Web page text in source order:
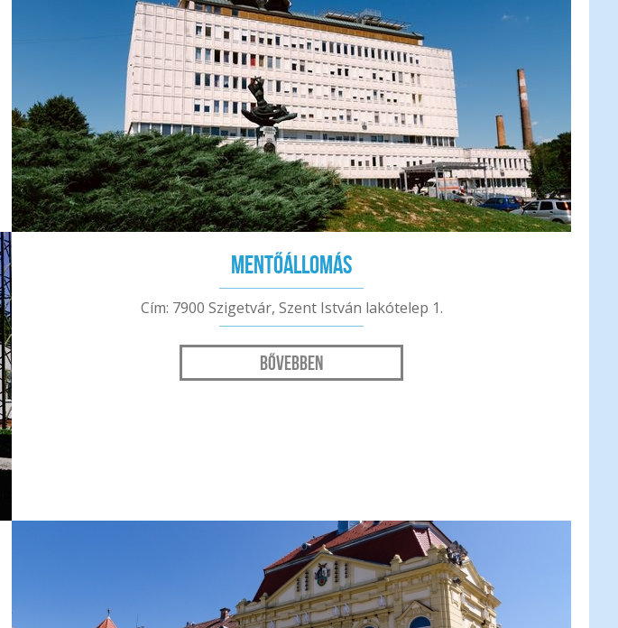
Mentőállomás
Cím: 7900 Szigetvár, Szent István lakótelep 1.
Bővebben